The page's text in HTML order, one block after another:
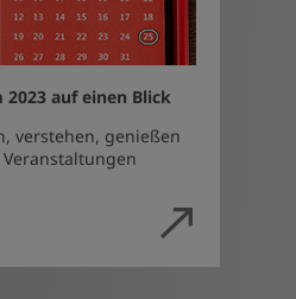
auf einen Blick
verstehen, genießen